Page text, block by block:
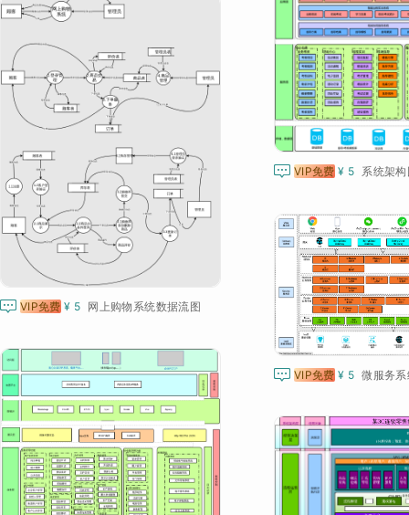
 VIP免费 ¥ 5 系统架
 VIP免费 ¥ 5 网上购物系统数据流图
 VIP免费 ¥ 5 微服务